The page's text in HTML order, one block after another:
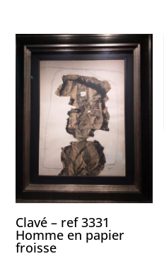
Clavé – ref 3331
Homme en papier
froisse